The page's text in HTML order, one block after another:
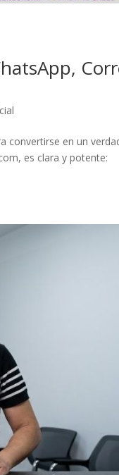
convertirse en un
es clara y potente: